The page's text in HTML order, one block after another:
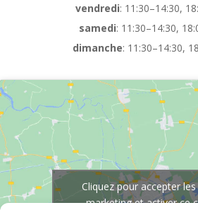
vendredi: 11:30–14:30,
samedi: 11:30–14:30,
dimanche: 11:30–14:30,
Cliquez pour accepter
marketing et activer ce